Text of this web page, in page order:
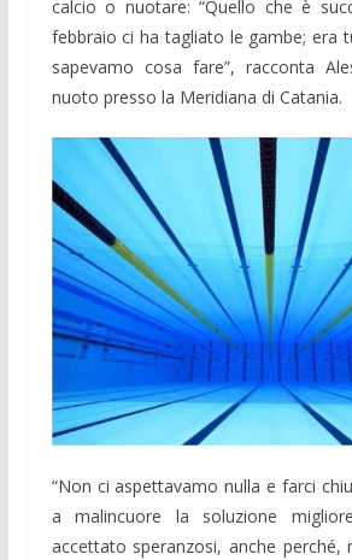
calcio o nuotare: “Quello che è
febbraio ci ha tagliato le gambe; era
sapevamo cosa fare”, racconta
nuoto presso la Meridiana di Catania.
“Non ci aspettavamo nulla e farci
a malincuore la soluzione
accettato speranzosi, anche perché,